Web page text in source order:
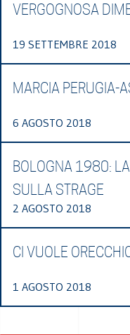
VERGOGNOSA
19 SETTEMBRE 2018
MARCIA PERUGIA-
6 AGOSTO 2018
BOLOGNA 1980:
SULLA STRAGE
2 AGOSTO 2018
CI VUOLE
1 AGOSTO 2018